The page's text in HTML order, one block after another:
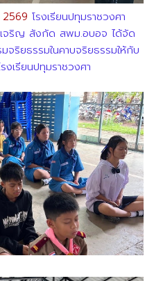
โรงเรียนปทุมราชวงศา
เจริญ สังกัด สพม.อบอจ ได้จัด
ริยธรรมในคาบจริยธรรมให้กับ
เรียนปทุมราชวงศา